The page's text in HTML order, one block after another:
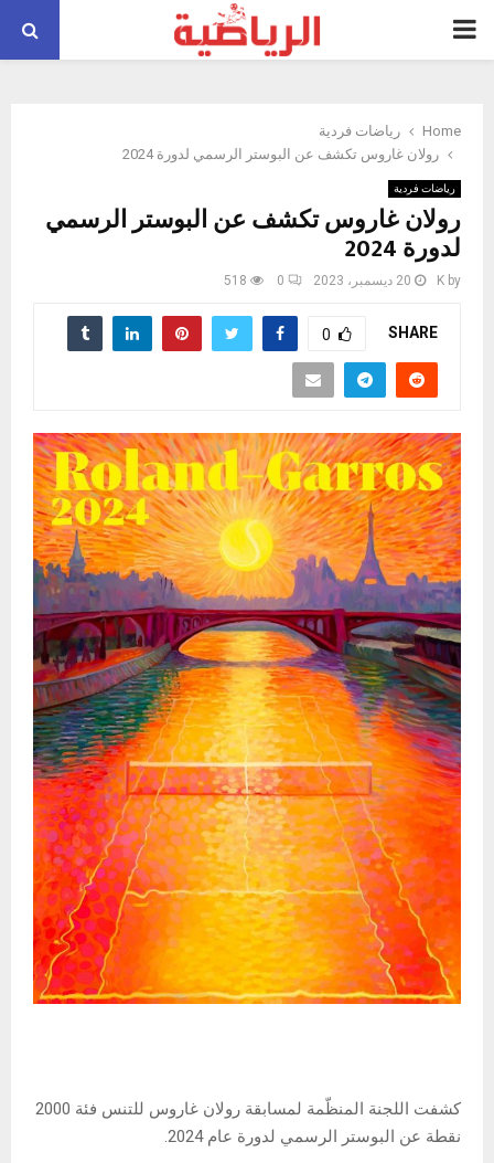
PRIMARY
Home
رياضات فردية
رولان غاروس تكشف عن البوستر الرسمي لدورة 2024
رياضات فردية
رولان غاروس تكشف عن البوستر الرسمي
لدورة 2024
by
K 20 ديسمبر، 2023 0
518
SHARE
0
كشفت اللجنة المنظّمة لمسابقة رولان غاروس للتنس فئة 2000
نقطة عن البوستر الرسمي لدورة عام 2024.